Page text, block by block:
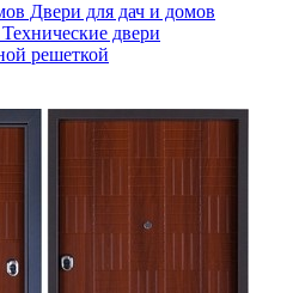
Двери для дач и домов
Технические двери
решеткой